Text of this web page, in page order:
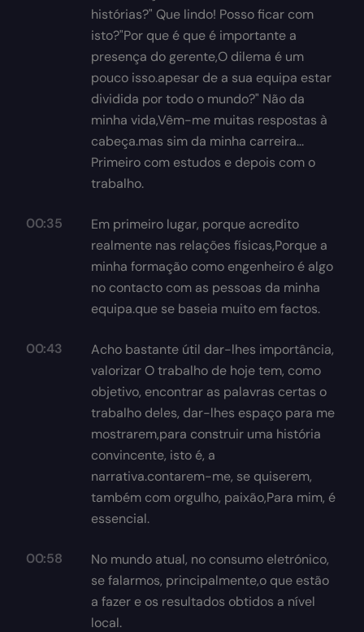
histórias?" Que lindo! Posso ficar com
isto?"Por que é que é importante a
presença do gerente,O dilema é um
pouco isso.apesar de a sua equipa estar
dividida por todo o mundo?" Não da
minha vida,Vêm-me muitas respostas à
cabeça.mas sim da minha carreira...
Primeiro com estudos e depois com o
trabalho.
00:35
Em primeiro lugar, porque acredito
realmente nas relações físicas,Porque a
minha formação como engenheiro é algo
no contacto com as pessoas da minha
equipa.que se baseia muito em factos.
00:43
Acho bastante útil dar-lhes importância,
valorizar O trabalho de hoje tem, como
objetivo, encontrar as palavras certas o
trabalho deles, dar-lhes espaço para me
mostrarem,para construir uma história
convincente, isto é, a
narrativa.contarem-me, se quiserem,
também com orgulho, paixão,Para mim, é
essencial.
00:58
No mundo atual, no consumo eletrónico,
se falarmos, principalmente,o que estão
a fazer e os resultados obtidos a nível
local.